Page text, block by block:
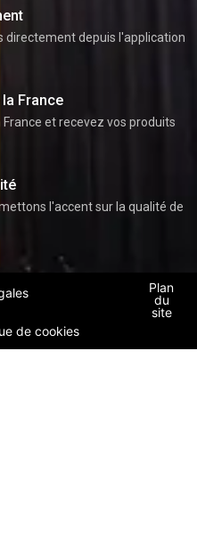
directement depuis l'application
France
et recevez vos produits
l'accent sur la qualité de
de cookies
Plan
du
site